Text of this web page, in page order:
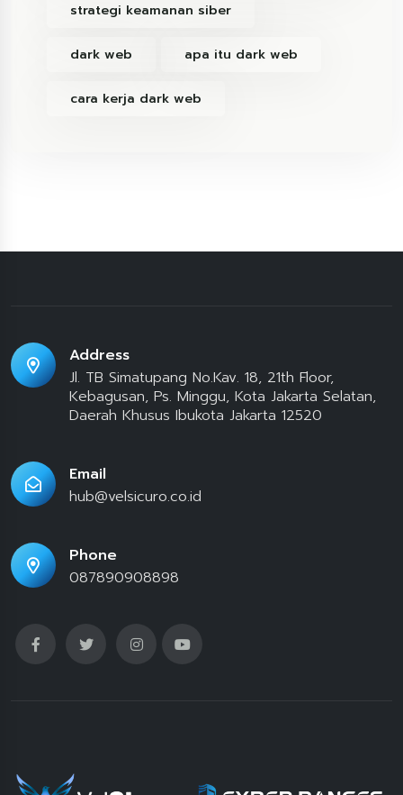
strategi keamanan siber
dark web apa itu dark web
cara kerja dark web
Address
Jl. TB Simatupang No.Kav. 18, 21th Floor,
Kebagusan, Ps. Minggu, Kota Jakarta Selatan,
Daerah Khusus Ibukota Jakarta 12520
Email
hub@velsicuro.co.id
Phone
087890908898